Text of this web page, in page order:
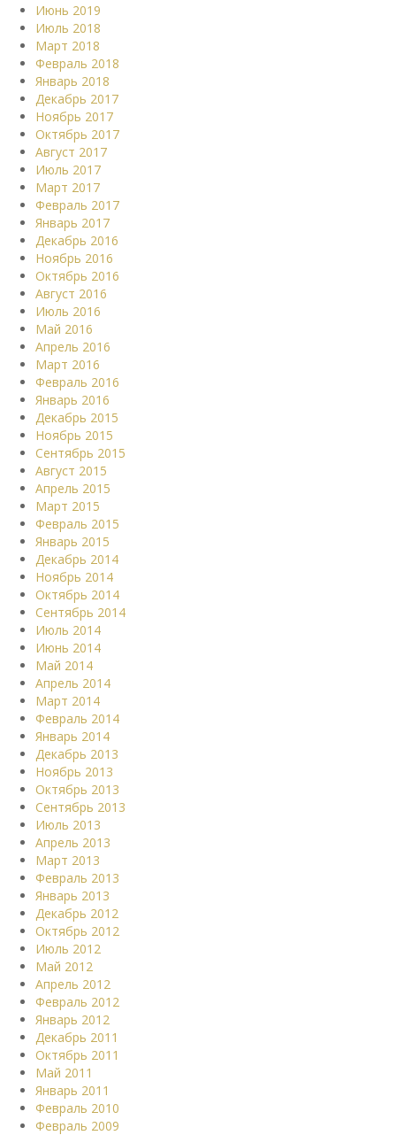
Июнь 2019
Июль 2018
Март 2018
Февраль 2018
Январь 2018
Декабрь 2017
Ноябрь 2017
Октябрь 2017
Август 2017
Июль 2017
Март 2017
Февраль 2017
Январь 2017
Декабрь 2016
Ноябрь 2016
Октябрь 2016
Август 2016
Июль 2016
Май 2016
Апрель 2016
Март 2016
Февраль 2016
Январь 2016
Декабрь 2015
Ноябрь 2015
Сентябрь 2015
Август 2015
Апрель 2015
Март 2015
Февраль 2015
Январь 2015
Декабрь 2014
Ноябрь 2014
Октябрь 2014
Сентябрь 2014
Июль 2014
Июнь 2014
Май 2014
Апрель 2014
Март 2014
Февраль 2014
Январь 2014
Декабрь 2013
Ноябрь 2013
Октябрь 2013
Сентябрь 2013
Июль 2013
Апрель 2013
Март 2013
Февраль 2013
Январь 2013
Декабрь 2012
Октябрь 2012
Июль 2012
Май 2012
Апрель 2012
Февраль 2012
Январь 2012
Декабрь 2011
Октябрь 2011
Май 2011
Январь 2011
Февраль 2010
Февраль 2009